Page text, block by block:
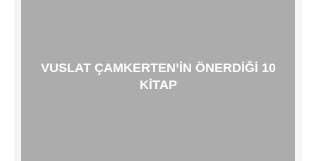
VUSLAT ÇAMKERTEN’IN ÖNERDIĞI 10
KITAP